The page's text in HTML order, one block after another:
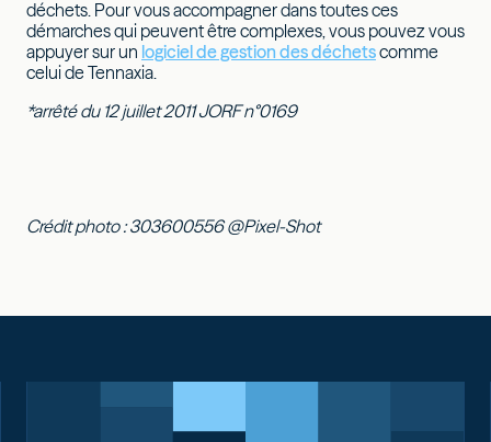
déchets. Pour vous accompagner dans toutes ces
démarches qui peuvent être complexes, vous pouvez vous
appuyer sur un logiciel de gestion des déchetscomme
celui de Tennaxia.
*arrêté du 12 juillet 2011 JORF n°0169
Crédit photo : 303600556 @Pixel-Shot